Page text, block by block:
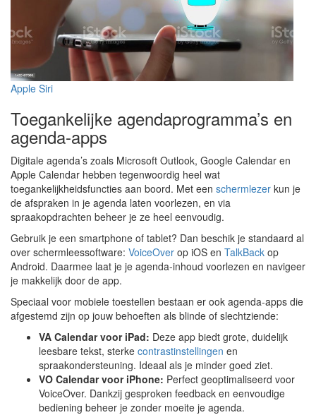
Apple Siri
Toegankelijke agendaprogramma’s en
agenda-apps
Digitale agenda’s zoals Microsoft Outlook, Google Calendar en
Apple Calendar hebben tegenwoordig heel wat
toegankelijkheidsfuncties aan boord. Met een schermlezer kun je
de afspraken in je agenda laten voorlezen, en via
spraakopdrachten beheer je ze heel eenvoudig.
Gebruik je een smartphone of tablet? Dan beschik je standaard al
over schermleessoftware: VoiceOver op iOS en TalkBack op
Android. Daarmee laat je je agenda-inhoud voorlezen en navigeer
je makkelijk door de app.
Speciaal voor mobiele toestellen bestaan er ook agenda-apps die
afgestemd zijn op jouw behoeften als blinde of slechtziende:
VA Calendar voor iPad: Deze app biedt grote, duidelijk
leesbare tekst, sterke contrastinstellingen en
spraakondersteuning. Ideaal als je minder goed ziet.
VO Calendar voor iPhone: Perfect geoptimaliseerd voor
VoiceOver. Dankzij gesproken feedback en eenvoudige
bediening beheer je zonder moeite je agenda.